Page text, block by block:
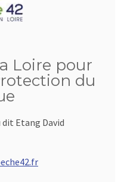
Loire pour
du
dit Etang David